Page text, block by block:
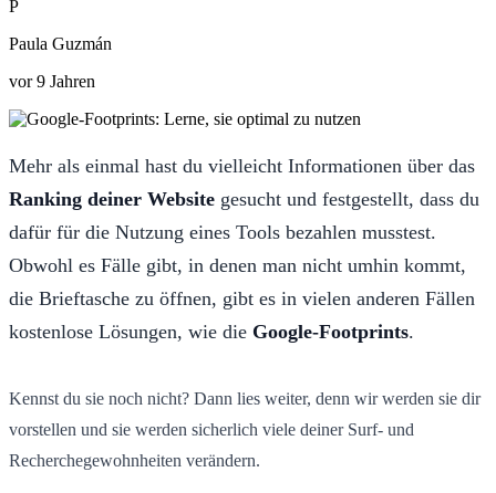
P
Paula Guzmán
vor 9 Jahren
Mehr als einmal hast du vielleicht Informationen über das
Ranking deiner Website gesucht und festgestellt, dass du
dafür für die Nutzung eines Tools bezahlen musstest.
Obwohl es Fälle gibt, in denen man nicht umhin kommt,
die Brieftasche zu öffnen, gibt es in vielen anderen Fällen
kostenlose Lösungen, wie die Google-Footprints.
Kennst du sie noch nicht? Dann lies weiter, denn wir werden sie dir
vorstellen und sie werden sicherlich viele deiner Surf- und
Recherchegewohnheiten verändern.